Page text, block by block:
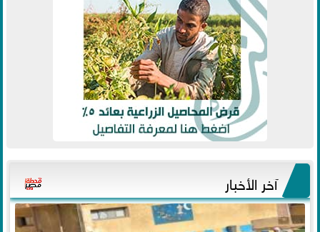
آخر الأخبار